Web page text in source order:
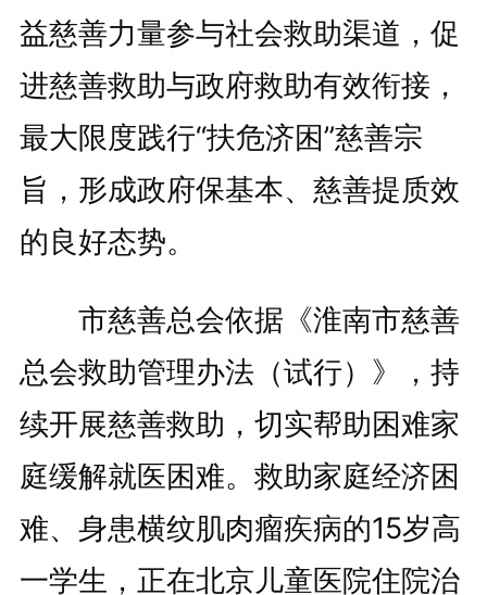
益慈善力量参与社会救助渠道，促
进慈善救助与政府救助有效衔接，
最大限度践行“扶危济困”慈善宗
旨，形成政府保基本、慈善提质效
的良好态势。
市慈善总会依据《淮南市慈善
总会救助管理办法（试行）》，持
续开展慈善救助，切实帮助困难家
庭缓解就医困难。救助家庭经济困
难、身患横纹肌肉瘤疾病的15岁高
一学生，正在北京儿童医院住院治